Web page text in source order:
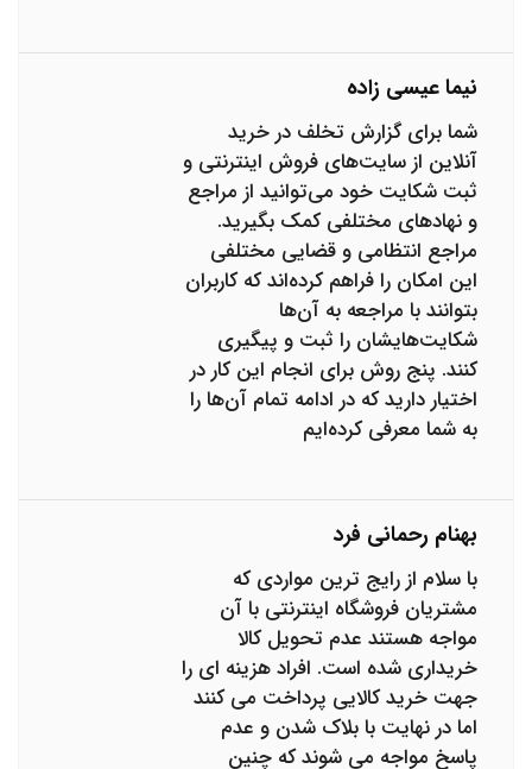
نیما عیسی زاده
شما برای گزارش تخلف در خرید
آنلاین از سایت‌های فروش اینترنتی و
ثبت شکایت خود می‌توانید از مراجع
و نهادهای مختلفی کمک بگیرید.
مراجع انتظامی و قضایی مختلفی
این امکان را فراهم کرده‌اند که کاربران
بتوانند با مراجعه به آن‌ها
شکایت‌هایشان را ثبت و پیگیری
کنند. پنج روش برای انجام این کار در
اختیار دارید که در ادامه تمام آن‌ها را
به شما معرفی کرده‌ایم
بهنام رحمانی فرد
با سلام از رایج ترین مواردی که
مشتریان فروشگاه اینترنتی با آن
مواجه هستند عدم تحویل کالا
خریداری شده است. افراد هزینه ای را
جهت خرید کالایی پرداخت می کنند
اما در نهایت با بلاک شدن و عدم
پاسخ مواجه می شوند که چنین